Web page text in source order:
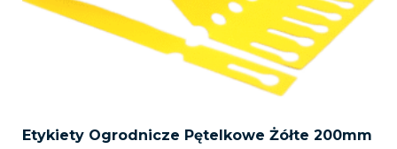
Etykiety Ogrodnicze Pętelkowe Żółte 200mm